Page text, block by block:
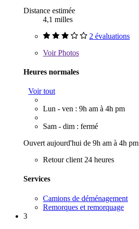
Distance estimée
4,1 milles
2 évaluations
VoirPhotos
Heures normales
Voir tout
Lun - ven : 9h am à 4h pm
Sam - dim : fermé
Ouvert aujourd'hui de 9h am à 4h pm
Retour client 24 heures
Services
Camions de déménagement
Remorques et remorquage
3